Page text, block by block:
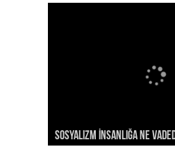
Sosyalizm İnsanlığa Ne
Gerileyişi -III
Gerileyişi -II
Gerileyişi*
Rojava Devrimi İçin Yangın